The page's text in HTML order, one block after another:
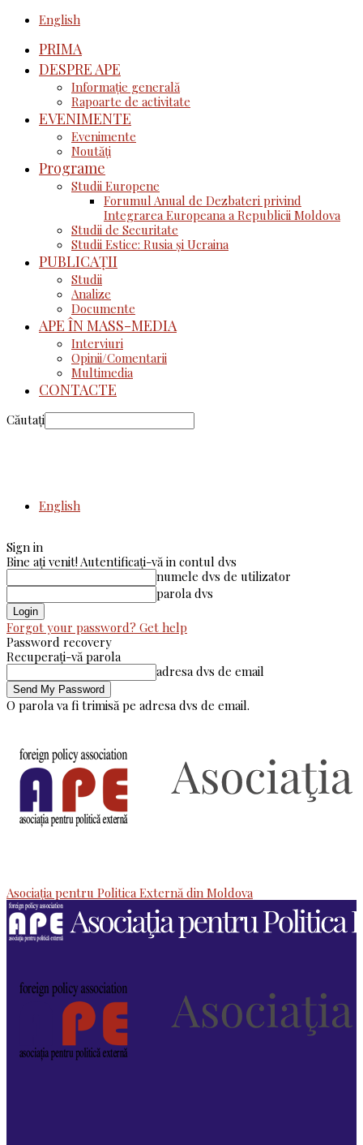
English
PRIMA
DESPRE APE
Informație generală
Rapoarte de activitate
EVENIMENTE
Evenimente
Noutăţi
Programe
Studii Europene
Forumul Anual de Dezbateri privind
Integrarea Europeana a Republicii Moldova
Studii de Securitate
Studii Estice: Rusia și Ucraina
PUBLICAȚII
Studii
Analize
Documente
APE ÎN MASS-MEDIA
Interviuri
Opinii/Comentarii
Multimedia
CONTACTE
Căutați
English
Sign in
Bine ați venit! Autentificați-vă in contul dvs
numele dvs de utilizator
parola dvs
Forgot your password? Get help
Password recovery
Recuperați-vă parola
adresa dvs de email
O parola va fi trimisă pe adresa dvs de email.
Asociaţia pentru Politica Externă din Moldova